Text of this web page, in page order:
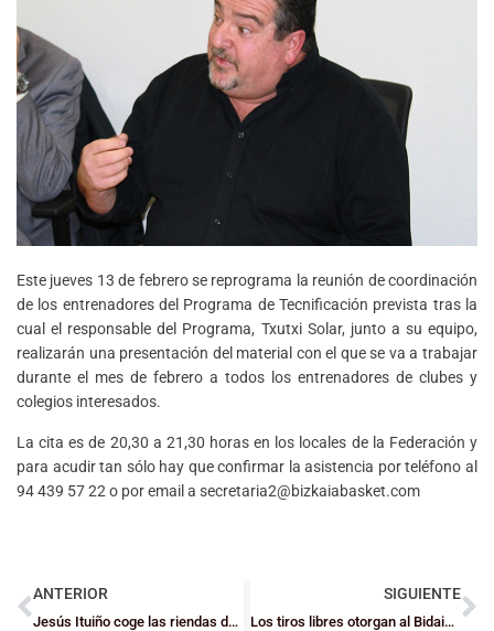
Este jueves 13 de febrero se reprograma la reunión de coordinación
de los entrenadores del Programa de Tecnificación prevista tras la
cual el responsable del Programa, Txutxi Solar, junto a su equipo,
realizarán una presentación del material con el que se va a trabajar
durante el mes de febrero a todos los entrenadores de clubes y
colegios interesados.
La cita es de 20,30 a 21,30 horas en los locales de la Federación y
para acudir tan sólo hay que confirmar la asistencia por teléfono al
94 439 57 22 o por email a secretaria2@bizkaiabasket.com
ANTERIOR
Jesús Ituiño coge las riendas de la dirección técnica
SIGUIENTE
Los tiros libres otorgan al Bidaideak la victoria sobre el Amfiv (72-70)